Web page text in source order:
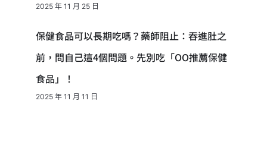
2025 年 11 月 25 日
保健食品可以長期吃嗎？藥師阻止：吞進肚之
前，問自己這4個問題。先別吃「OO推薦保健
食品」！
2025 年 11 月 11 日